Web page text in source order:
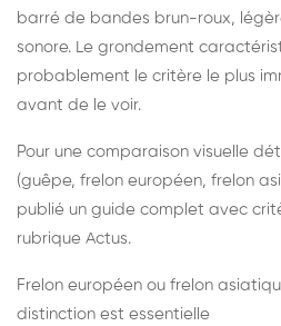
barré de bandes brun-roux,
sonore. Le grondement
probablement le critère le plus
avant de le voir.
Pour une comparaison visuelle
(guêpe, frelon européen, frelon
publié un guide complet avec
rubrique Actus.
Frelon européen ou frelon
distinction est essentielle